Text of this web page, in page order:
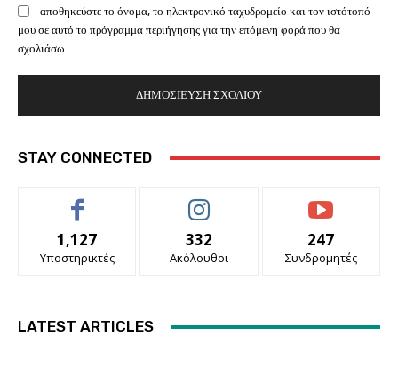
αποθηκεύστε το όνομα, το ηλεκτρονικό ταχυδρομείο και τον ιστότοπό
μου σε αυτό το πρόγραμμα περιήγησης για την επόμενη φορά που θα
σχολιάσω.
STAY CONNECTED
1,127
Υποστηρικτές
332
Ακόλουθοι
247
Συνδρομητές
LATEST ARTICLES